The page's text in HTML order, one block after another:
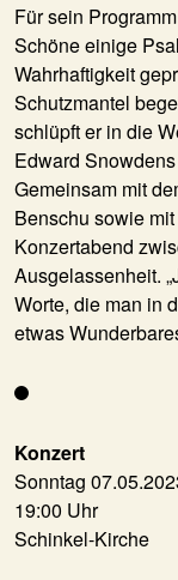
Konzert
Sonntag
19:00 Uhr
Schinkel-Kirche
Für sein Programm
Schöne einige
Wahrhaftigkeit
Schutzmantel
schlüpft er in die
Edward
Gemeinsam mit
Benschu sowie mit
Konzertabend
Ausgelassenheit.
Worte, die man in
etwas